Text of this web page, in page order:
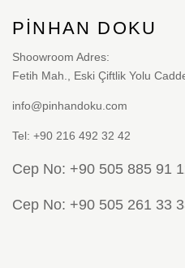
ürün
seçilebilir
PINHAN DOKU
Shoowroom Adres:
Fetih Mah., Eski Çiftlik Yolu
info@pinhandoku.com
Tel: +90 216 492 32 42
Cep No: +90 505 885 91
Cep No: +90 505 261 33